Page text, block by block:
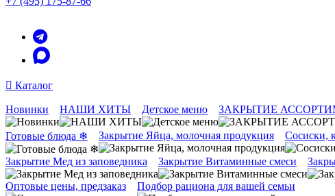
Каталог
Новинки НАШИ ХИТЫ Детское меню ЗАКРЫТИЕ
Готовые блюда ❄ Закрытие Яйца, молочная продукция Сосиски,
Закрытие Мед из заповедника Закрытие Витаминные смеси
Оптовые цены, предзаказ Подбор рациона для вашей семьи